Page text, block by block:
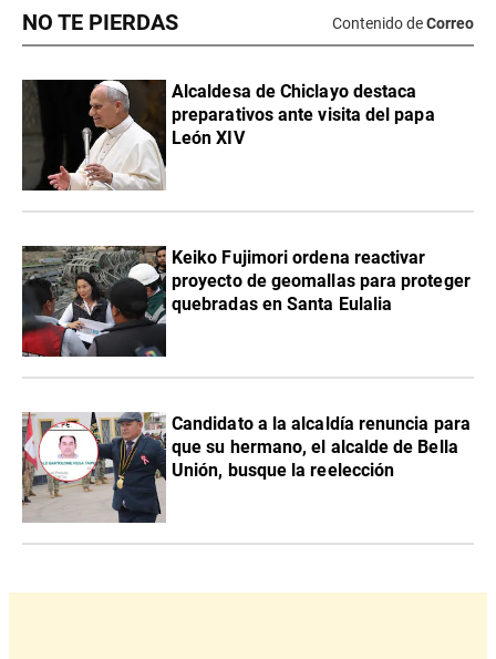
NO TE PIERDAS Contenido deCorreo
Alcaldesa de Chiclayo destaca
preparativos ante visita del papa
León XIV
Keiko Fujimori ordena reactivar
proyecto de geomallas para proteger
quebradas en Santa Eulalia
Candidato a la alcaldía renuncia para
que su hermano, el alcalde de Bella
Unión, busque la reelección